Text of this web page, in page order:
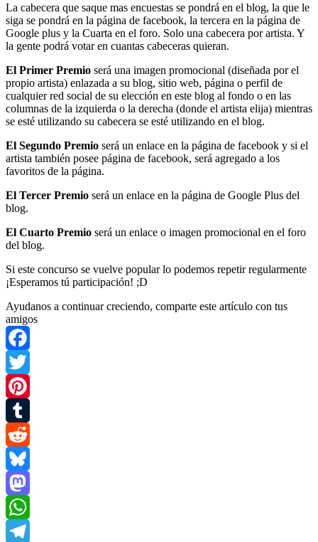
La cabecera que saque mas encuestas se pondrá en el blog, la que le
siga se pondrá en la página de facebook, la tercera en la página de
Google plus y la Cuarta en el foro. Solo una cabecera por artista. Y
la gente podrá votar en cuantas cabeceras quieran.
El Primer Premio será una imagen promocional (diseñada por el
propio artista) enlazada a su blog, sitio web, página o perfil de
cualquier red social de su elección en este blog al fondo o en las
columnas de la izquierda o la derecha (donde el artista elija) mientras
se esté utilizando su cabecera se esté utilizando en el blog.
El Segundo Premio será un enlace en la página de facebook y si el
artista también posee página de facebook, será agregado a los
favoritos de la página.
El Tercer Premio será un enlace en la página de Google Plus del
blog.
El Cuarto Premio será un enlace o imagen promocional en el foro
del blog.
Si este concurso se vuelve popular lo podemos repetir regularmente
¡Esperamos tú participación! ;D
Ayudanos a continuar creciendo, comparte este artículo con tus
amigos
Facebook
Twitter
Pinterest
Tumblr
Reddit
Bluesky
Mastodon
WhatsApp